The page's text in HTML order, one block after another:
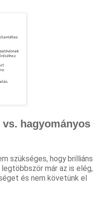
vs. hagyományos
szükséges, hogy brilliáns
már az is elég,
és nem követünk el